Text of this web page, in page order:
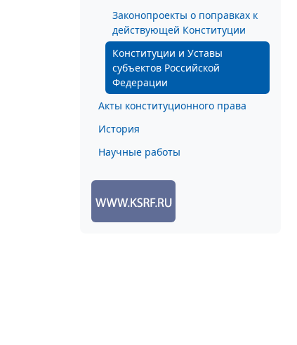
Законопроекты о поправках к
действующей Конституции
Конституции и Уставы
субъектов Российской
Федерации
Акты конституционного права
История
Научные работы